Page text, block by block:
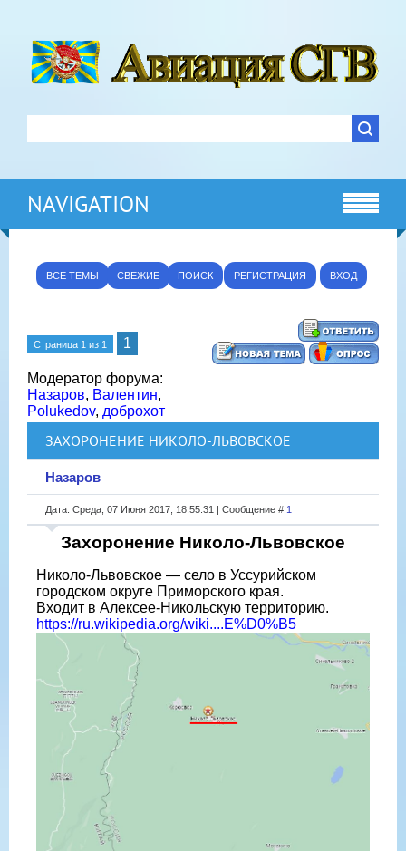
NAVIGATION
ВСЕ ТЕМЫ СВЕЖИЕ ПОИСК РЕГИСТРАЦИЯ ВХОД
Страница 1 из 1 1
Модератор форума:
Назаров, Валентин,
Polukedov, доброхот
ЗАХОРОНЕНИЕ НИКОЛО-ЛЬВОВСКОЕ
Назаров
Дата: Среда, 07 Июня 2017, 18:55:31 | Сообщение # 1
Захоронение Николо-Львовское
Николо-Львовское — село в Уссурийском
городском округе Приморского края.
Входит в Алексее-Никольскую территорию.
https://ru.wikipedia.org/wiki....E%D0%B5